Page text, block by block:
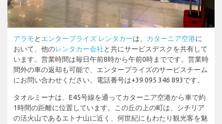
アラモと エンタープライズ レンタカーは、 カターニア空港に
おいて、他のレンタカー会社と共にサービスデスクを共有して
います。営業時間は毎日午前8時から午前0時までです。営業時
間外の車の返却も可能で、エンタープライズのサービスチーム
にお問い合わせください。電話番号は+39 095 346 893です。
タオルミーナは、E45号線を通ってカターニア空港から車で約
1時間の距離に位置しています。この丘の上の町は、シチリア
の活火山であるエトナ山に近く、何世紀にもわたり観光客を魅